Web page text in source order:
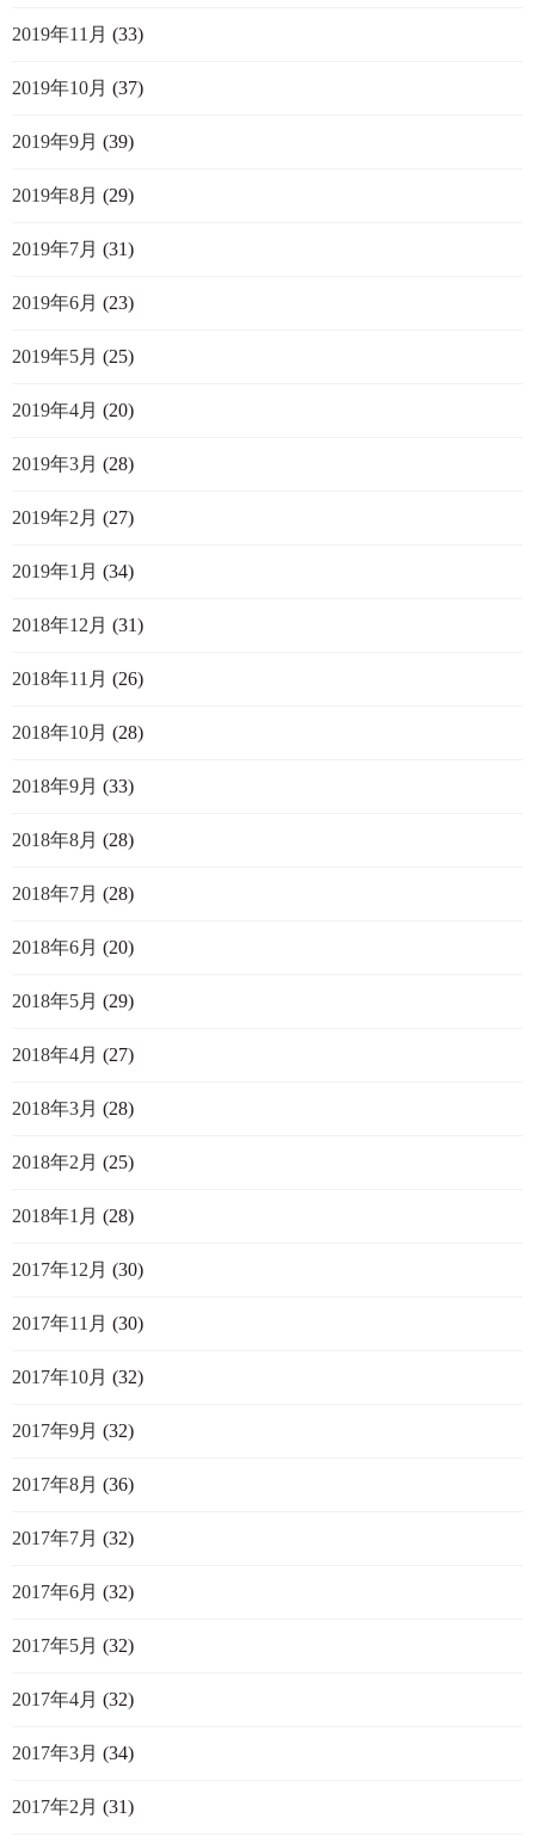
2019年11月 (33)
2019年10月 (37)
2019年9月 (39)
2019年8月 (29)
2019年7月 (31)
2019年6月 (23)
2019年5月 (25)
2019年4月 (20)
2019年3月 (28)
2019年2月 (27)
2019年1月 (34)
2018年12月 (31)
2018年11月 (26)
2018年10月 (28)
2018年9月 (33)
2018年8月 (28)
2018年7月 (28)
2018年6月 (20)
2018年5月 (29)
2018年4月 (27)
2018年3月 (28)
2018年2月 (25)
2018年1月 (28)
2017年12月 (30)
2017年11月 (30)
2017年10月 (32)
2017年9月 (32)
2017年8月 (36)
2017年7月 (32)
2017年6月 (32)
2017年5月 (32)
2017年4月 (32)
2017年3月 (34)
2017年2月 (31)